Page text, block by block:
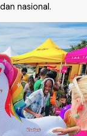
nasional.